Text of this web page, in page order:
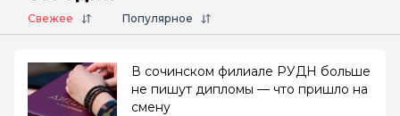
Свежее Популярное
В сочинском филиале РУДН больше
не пишут дипломы — что пришло на
смену